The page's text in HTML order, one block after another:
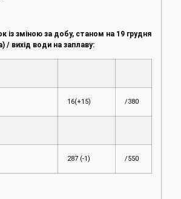
із зміною за добу, станом на 19 грудня
/ вихід води на заплаву:
16(+15) /380
287 (-1) /550